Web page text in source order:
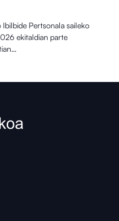
Pertsonala saileko
ekitaldian parte